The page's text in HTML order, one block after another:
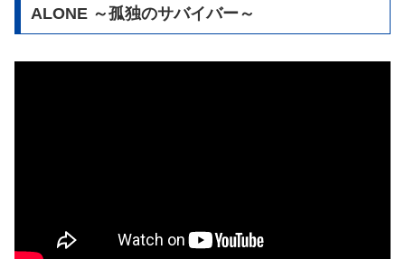
ALONE ～孤独のサバイバー～